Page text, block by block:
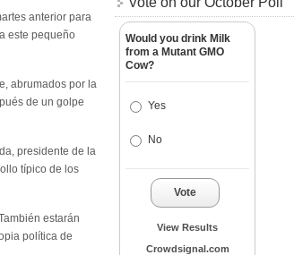
anterior para
este pequeño
abrumados por la
de un golpe
presidente de la
típico de los
estarán
política de
Would you drink Milk
from a Mutant GMO
Cow?
Yes
No
Vote
View Results
Crowdsignal.com